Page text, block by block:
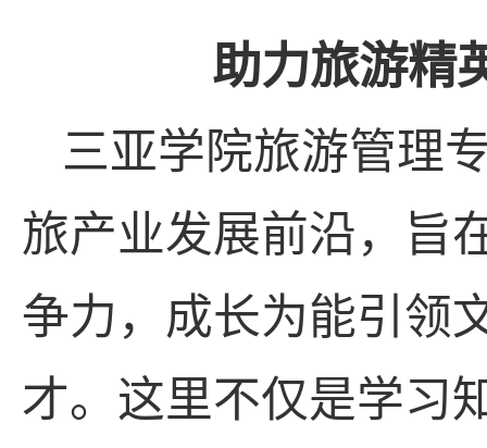
助力旅游精
三亚学院旅游管理
旅产业发展前沿，旨
争力，成长为能引领
才。这里不仅是学习